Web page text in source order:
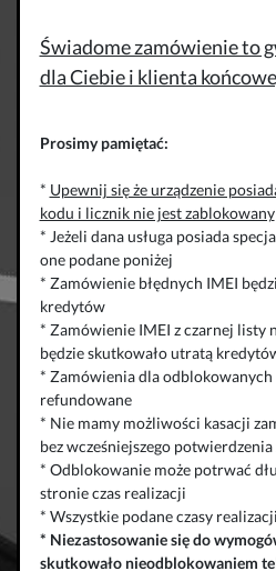
Świadome zamówienie to
dla Ciebie i klienta
Prosimy pamiętać:
* Upewnij się że urządzenie
kodu i licznik nie jest zablokowany
* Jeżeli dana usługa posiada
one podane poniżej
* Zamówienie błędnych IMEI
kredytów
* Zamówienie IMEI z czarnej listy
będzie skutkowało utratą
* Zamówienia dla odblokowanych
refundowane
* Nie mamy możliwości kasacji
bez wcześniejszego potwierdzenia
* Odblokowanie może potrwać
stronie czas realizacji
* Wszystkie podane czasy
* Niezastosowanie się do
skutkowało nieodblokowaniem